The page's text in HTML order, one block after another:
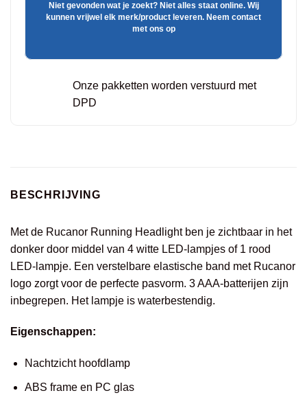
Niet gevonden wat je zoekt? Niet alles staat online. Wij
kunnen vrijwel elk merk/product leveren. Neem contact
met ons op
Onze pakketten worden verstuurd met
DPD
BESCHRIJVING
Met de Rucanor Running Headlight ben je zichtbaar in het
donker door middel van 4 witte LED-lampjes of 1 rood
LED-lampje. Een verstelbare elastische band met Rucanor
logo zorgt voor de perfecte pasvorm. 3 AAA-batterijen zijn
inbegrepen. Het lampje is waterbestendig.
Eigenschappen:
Nachtzicht hoofdlamp
ABS frame en PC glas